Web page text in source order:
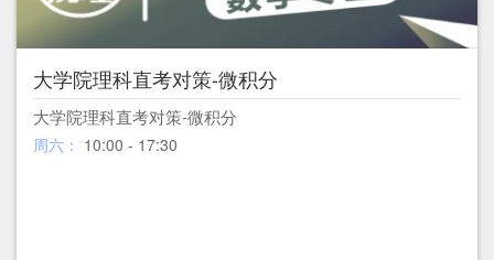
大学院理科直考对策-微积分
大学院理科直考对策-微积分
周六： 10:00 - 17:30